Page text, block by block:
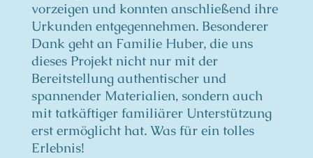
vorzeigen und konnten anschließend ihre
Urkunden entgegennehmen. Besonderer
Dank geht an Familie Huber, die uns
dieses Projekt nicht nur mit der
Bereitstellung authentischer und
spannender Materialien, sondern auch
mit tatkäftiger familiärer Unterstützung
erst ermöglicht hat. Was für ein tolles
Erlebnis!